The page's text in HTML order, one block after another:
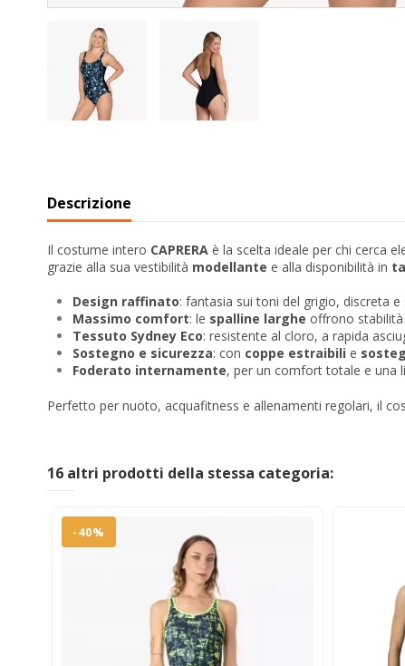
Descrizione
Il costume intero CAPRERA è la scelta ideale per chi cerca
grazie alla sua vestibilità modellante e alla disponibilità in
Design raffinato: fantasia sui toni del grigio, discreta e
Massimo comfort: le spalline larghe offrono
Tessuto Sydney Eco: resistente al cloro, a rapida
Sostegno e sicurezza: con coppe estraibili e
Foderato internamente, per un comfort totale e una
Perfetto per nuoto, acquafitness e allenamenti regolari, il
16 altri prodotti della stessa categoria:
-40%